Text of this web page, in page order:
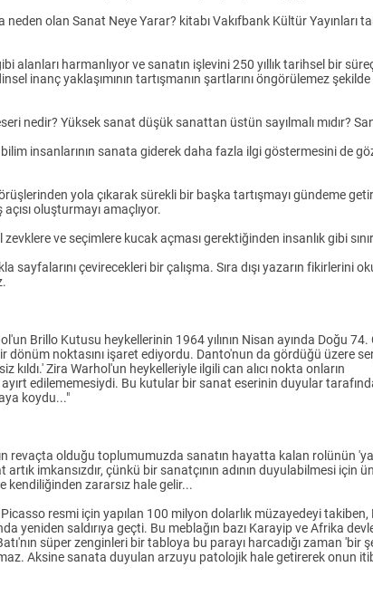
neden olan Sanat Neye Yarar? kitabı Vakıfbank Kültür Yayınları
harmanlıyor ve sanatın işlevini 250 yıllık tarihsel bir
inanç yaklaşımının tartışmanın şartlarını öngörülemez
nedir? Yüksek sanat düşük sanattan üstün sayılmalı mıdır?
insanlarının sanata giderek daha fazla ilgi göstermesini de
yola çıkarak sürekli bir başka tartışmayı gündeme
oluşturmayı amaçlıyor.
ve seçimlere kucak açması gerektiğinden insanlık gibi
çevirecekleri bir çalışma. Sıra dışı yazarın fikirlerini
Brillo Kutusu heykellerinin 1964 yılının Nisan ayında Doğu 74.
noktasını işaret ediyordu. Danto'nun da gördüğü üzere
kıldı.' Zira Warhol'un heykelleriyle ilgili can alıcı nokta onların
edilememesiydi. Bu kutular bir sanat eserinin duyular
koydu..."
revaçta olduğu toplumumuzda sanatın hayatta kalan rolünün
imkansızdır, çünkü bir sanatçının adının duyulabilmesi için
kendiliğinden zararsız hale gelir...
resmi için yapılan 100 milyon dolarlık müzayedeyi takiben,
yeniden saldırıya geçti. Bu meblağın bazı Karayip ve Afrika
süper zenginleri bir tabloya bu parayı harcadığı zaman 'bir
Aksine sanata duyulan arzuyu patolojik hale getirerek onun